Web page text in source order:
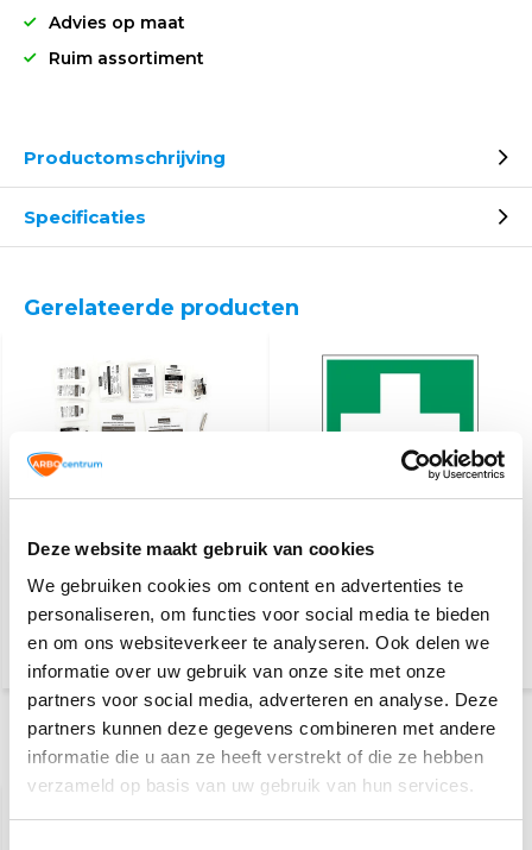
Deze website maakt gebruik van cookies
We gebruiken cookies om content en advertenties te
personaliseren, om functies voor social media te bieden
en om ons websiteverkeer te analyseren. Ook delen we
informatie over uw gebruik van onze site met onze
partners voor social media, adverteren en analyse. Deze
partners kunnen deze gegevens combineren met andere
informatie die u aan ze heeft verstrekt of die ze hebben
verzameld op basis van uw gebruik van hun services.
Advies op maat
Ruim assortiment
Productomschrijving
Specificaties
Gerelateerde producten
Verbanddoos vulling
9,20
Eerste hulp
5,60
(6,78 Incl. btw)
Recent bekeken